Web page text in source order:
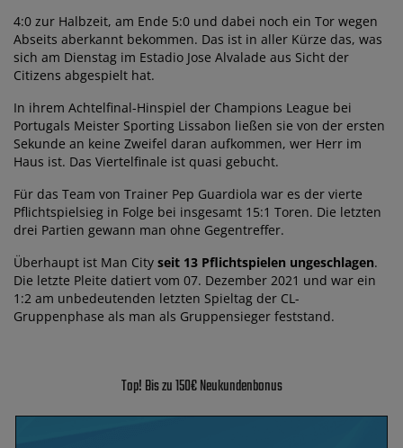
4:0 zur Halbzeit, am Ende 5:0 und dabei noch ein Tor wegen
Abseits aberkannt bekommen. Das ist in aller Kürze das, was
sich am Dienstag im Estadio Jose Alvalade aus Sicht der
Citizens abgespielt hat.
In ihrem Achtelfinal-Hinspiel der Champions League bei
Portugals Meister Sporting Lissabon ließen sie von der ersten
Sekunde an keine Zweifel daran aufkommen, wer Herr im
Haus ist. Das Viertelfinale ist quasi gebucht.
Für das Team von Trainer Pep Guardiola war es der vierte
Pflichtspielsieg in Folge bei insgesamt 15:1 Toren. Die letzten
drei Partien gewann man ohne Gegentreffer.
Überhaupt ist Man City seit 13 Pflichtspielen ungeschlagen.
Die letzte Pleite datiert vom 07. Dezember 2021 und war ein
1:2 am unbedeutenden letzten Spieltag der CL-
Gruppenphase als man als Gruppensieger feststand.
Top! Bis zu 150€ Neukundenbonus